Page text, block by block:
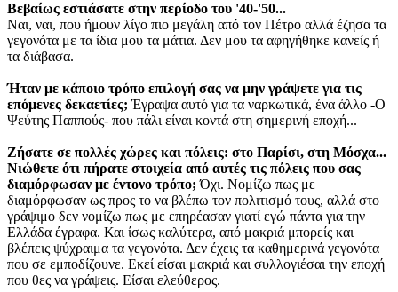
Βεβαίως εστιάσατε στην περίοδο του '40-'50...
Ναι, ναι, που ήμουν λίγο πιο μεγάλη από τον Πέτρο αλλά έζησα τα
γεγονότα με τα ίδια μου τα μάτια. Δεν μου τα αφηγήθηκε κανείς ή
τα διάβασα.
Ήταν με κάποιο τρόπο επιλογή σας να μην γράψετε για τις
επόμενες δεκαετίες; Έγραψα αυτό για τα ναρκωτικά, ένα άλλο -Ο
Ψεύτης Παππούς- που πάλι είναι κοντά στη σημερινή εποχή...
Ζήσατε σε πολλές χώρες και πόλεις: στο Παρίσι, στη Μόσχα...
Νιώθετε ότι πήρατε στοιχεία από αυτές τις πόλεις που σας
διαμόρφωσαν με έντονο τρόπο; Όχι. Νομίζω πως με
διαμόρφωσαν ως προς το να βλέπω τον πολιτισμό τους, αλλά στο
γράψιμο δεν νομίζω πως με επηρέασαν γιατί εγώ πάντα για την
Ελλάδα έγραφα. Και ίσως καλύτερα, από μακριά μπορείς και
βλέπεις ψύχραιμα τα γεγονότα. Δεν έχεις τα καθημερινά γεγονότα
που σε εμποδίζουνε. Εκεί είσαι μακριά και συλλογιέσαι την εποχή
που θες να γράψεις. Είσαι ελεύθερος.